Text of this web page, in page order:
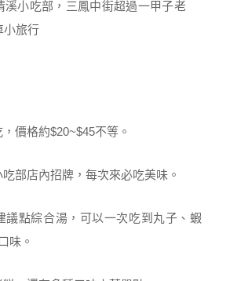
價格約$20~$45不等。
部店內招牌，每次來必吃美味。
議點綜合湯，可以一次吃到丸子、蝦
味。